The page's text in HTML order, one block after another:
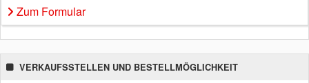
Zum Formular
VERKAUFSSTELLEN UND BESTELLMÖGLICHKEIT